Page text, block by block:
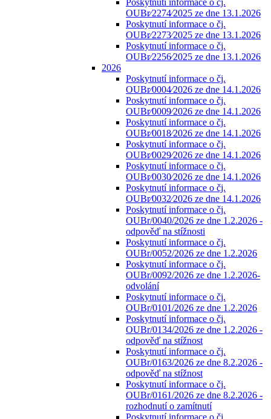
Poskytnutí informace o čj.
OUBr⁄2274⁄2025 ze dne 13.1.2026
Poskytnutí informace o čj.
OUBr⁄2273⁄2025 ze dne 13.1.2026
Poskytnutí informace o čj.
OUBr⁄2256⁄2025 ze dne 13.1.2026
2026
Poskytnutí informace o čj.
OUBr⁄0004⁄2026 ze dne 14.1.2026
Poskytnutí informace o čj.
OUBr⁄0009⁄2026 ze dne 14.1.2026
Poskytnutí informace o čj.
OUBr⁄0018⁄2026 ze dne 14.1.2026
Poskytnutí informace o čj.
OUBr⁄0029⁄2026 ze dne 14.1.2026
Poskytnutí informace o čj.
OUBr⁄0030⁄2026 ze dne 14.1.2026
Poskytnutí informace o čj.
OUBr⁄0032⁄2026 ze dne 14.1.2026
Poskytnutí informace o čj.
OUBr/0040/2026 ze dne 1.2.2026 -
odpověď na stížnosti
Poskytnutí informace o čj.
OUBr/0052/2026 ze dne 1.2.2026
Poskytnutí informace o čj.
OUBr/0092/2026 ze dne 1.2.2026-
odvolání
Poskytnutí informace o čj.
OUBr/0101/2026 ze dne 1.2.2026
Poskytnutí informace o čj.
OUBr/0134/2026 ze dne 1.2.2026 -
odpověď na stížnost
Poskytnutí informace o čj.
OUBr/0163/2026 ze dne 8.2.2026 -
odpověď na stížnost
Poskytnutí informace o čj.
OUBr/0161/2026 ze dne 8.2.2026 -
rozhodnutí o zamítnutí
Poskytnutí informace o čj.